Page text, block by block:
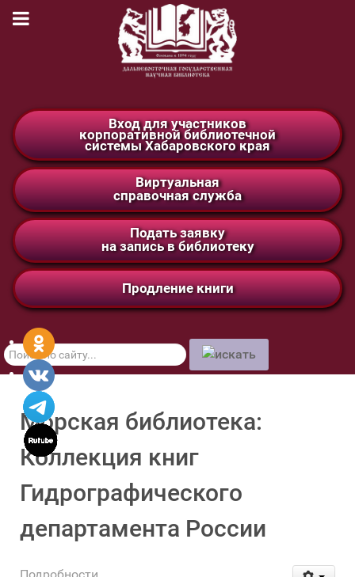
Вход для участников
корпоративной библиотечной
системы Хабаровского края
Виртуальная
справочная служба
Подать заявку
на запись в библиотеку
Продление книги
Поиск
по
сайту
Морская библиотека:
Коллекция книг
Гидрографического
департамента России